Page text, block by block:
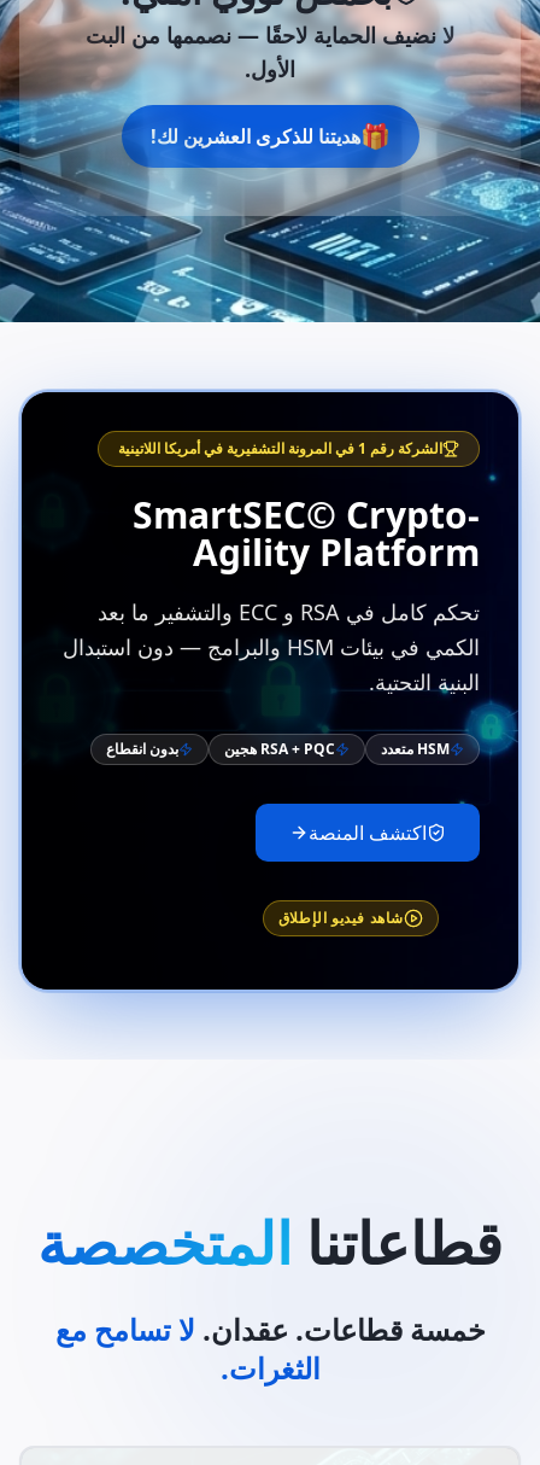
لا نضيف الحماية لاحقًا — نصممها من البت
الأول.
🎁هديتنا للذكرى العشرين لك!
الشركة رقم 1 في المرونة التشفيرية في أمريكا اللاتينية
SmartSEC© Crypto-
Agility Platform
تحكم كامل في RSA و ECC والتشفير ما بعد
الكمي في بيئات HSM والبرامج — دون استبدال
البنية التحتية.
HSM متعدد RSA + PQC هجين بدون انقطاع
اكتشف المنصة
شاهد فيديو الإطلاق
قطاعاتنا المتخصصة
خمسة قطاعات. عقدان. لا تسامح مع
الثغرات.